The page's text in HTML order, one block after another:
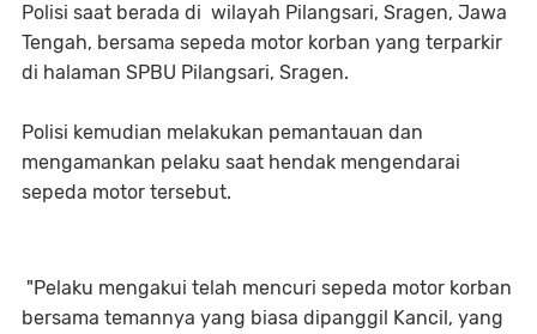
Polisi saat berada di wilayah Pilangsari, Sragen, Jawa
Tengah, bersama sepeda motor korban yang terparkir
di halaman SPBU Pilangsari, Sragen.
Polisi kemudian melakukan pemantauan dan
mengamankan pelaku saat hendak mengendarai
sepeda motor tersebut.
"Pelaku mengakui telah mencuri sepeda motor korban
bersama temannya yang biasa dipanggil Kancil, yang